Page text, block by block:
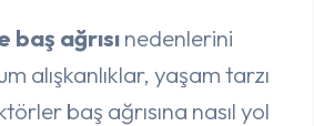
baş ağrısınedenlerini
alışkanlıklar, yaşam tarzı
baş ağrısına nasıl yol